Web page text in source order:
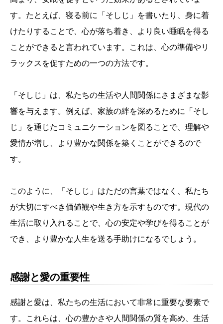
す。たとえば、寝る前に「そしじ」を書いたり、身に着
けたりすることで、心が落ち着き、より良い睡眠を得る
ことができると言われています。これは、心の準備やリ
ラックスを促すための一つの方法です。
「そしじ」は、私たちの生活や人間関係にさまざまな影
響を与えます。例えば、家族の絆を深めるために「そし
じ」を通じたコミュニケーションを図ることで、理解や
愛情が増し、より豊かな関係を築くことができるので
す。
このように、「そしじ」はただの言葉ではなく、私たち
が大切にすべき価値観や生き方を示すものです。現代の
生活に取り入れることで、心の安定や学びを得ることが
でき、より豊かな人生を送る手助けになるでしょう。
感謝と愛の重要性
感謝と愛は、私たちの生活において非常に重要な要素で
す。これらは、心の豊かさや人間関係の質を高め、生活